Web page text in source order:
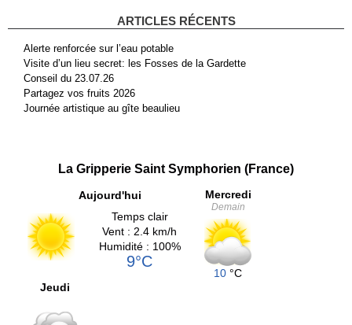
ARTICLES RÉCENTS
Alerte renforcée sur l’eau potable
Visite d’un lieu secret: les Fosses de la Gardette
Conseil du 23.07.26
Partagez vos fruits 2026
Journée artistique au gîte beaulieu
La Gripperie Saint Symphorien (France)
Aujourd'hui
Temps clair
Vent : 2.4 km/h
Humidité : 100%
9°C
Mercredi
Demain
10 °C
Jeudi